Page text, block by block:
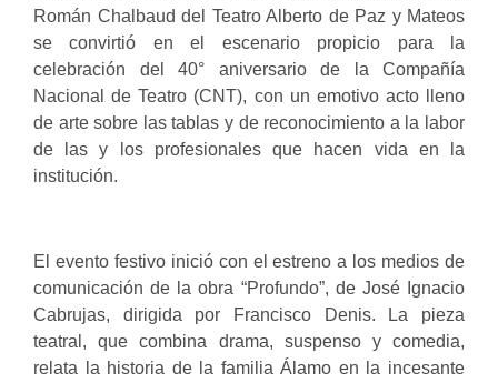
Román Chalbaud del Teatro Alberto de Paz y Mateos
se convirtió en el escenario propicio para la
celebración del 40° aniversario de la Compañía
Nacional de Teatro (CNT), con un emotivo acto lleno
de arte sobre las tablas y de reconocimiento a la labor
de las y los profesionales que hacen vida en la
institución.
El evento festivo inició con el estreno a los medios de
comunicación de la obra “Profundo”, de José Ignacio
Cabrujas, dirigida por Francisco Denis. La pieza
teatral, que combina drama, suspenso y comedia,
relata la historia de la familia Álamo en la incesante